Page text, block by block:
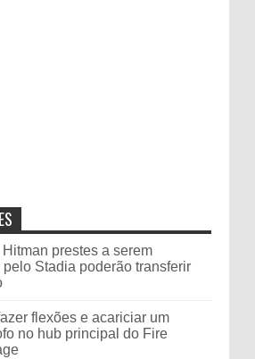
prestes a serem
Stadia poderão transferir
flexões e acariciar um
no hub principal do Fire